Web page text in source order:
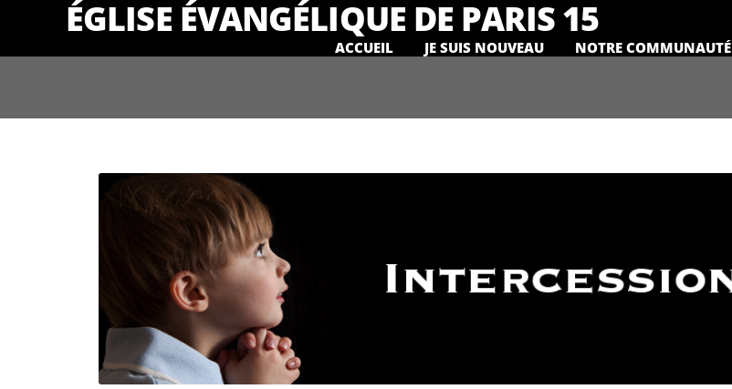
ÉGLISE ÉVANGÉLIQUE DE PARIS 15
ACCUEIL JE SUIS NOUVEAU NOTRE COMMUNAUTÉ